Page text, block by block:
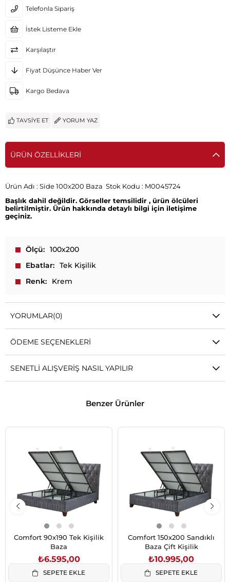
Telefonla Sipariş
İstek Listeme Ekle
Karşılaştır
Fiyat Düşünce Haber Ver
Kargo Bedava
TAVSIYE ET YORUM YAZ
ÜRÜN ÖZELLIKLERI
Ürün Adı : Side 100x200 Baza Stok Kodu : M0045724
Başlık dahil değildir. Görseller temsilidir , ürün ölcüleri
belirtilmiştir. Ürün hakkında detaylı bilgi için iletişime
geçiniz.
Ölçü
100x200
Ebatlar
Tek Kişilik
Renk
Krem
YORUMLAR(0)
ÖDEME SEÇENEKLERI
SENETLI ALIŞVERIŞ NASIL YAPILIR
Benzer Ürünler
Comfort 90x190 Tek Kişilik
Baza
₺6.595,00
SEPETE EKLE
Comfort 150x200 Sandıklı
Baza Çift Kişilik
₺10.995,00
SEPETE EKLE